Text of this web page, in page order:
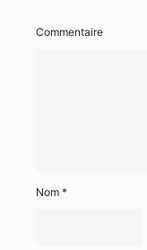
Commentaire
Nom *